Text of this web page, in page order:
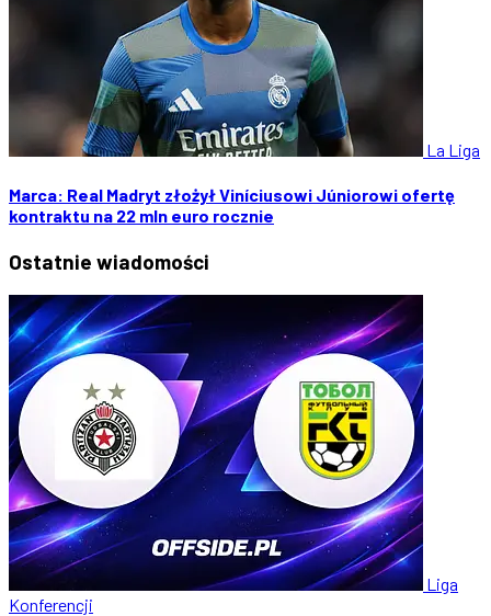
La Liga
Marca: Real Madryt złożył Viníciusowi Júniorowi ofertę
kontraktu na 22 mln euro rocznie
Ostatnie wiadomości
Liga
Konferencji